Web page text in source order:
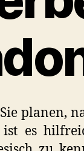
planen,
ist es